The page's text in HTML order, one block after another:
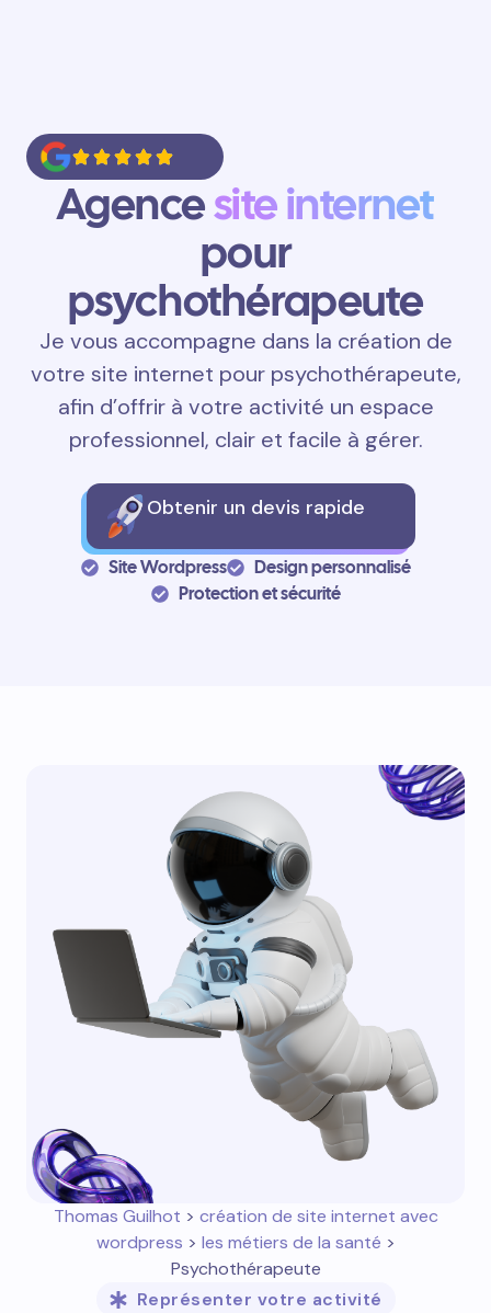
Agencesite internet
pour
psychothérapeute
Je vous accompagne dans la création de
votre site internet pour psychothérapeute,
afin d’offrir à votre activité un espace
professionnel, clair et facile à gérer.
Obtenir un devis rapide
Site Wordpress
Design personnalisé
Protection et sécurité
Thomas Guilhot > création de site internet avec
wordpress > les métiers de la santé >
Psychothérapeute
Représenter votre activité